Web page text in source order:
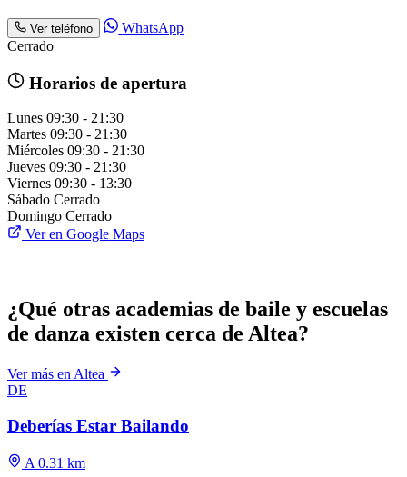
Ver teléfono
WhatsApp
Cerrado
Horarios de apertura
Lunes 09:30 - 21:30
Martes 09:30 - 21:30
Miércoles 09:30 - 21:30
Jueves 09:30 - 21:30
Viernes 09:30 - 13:30
Sábado Cerrado
Domingo Cerrado
Ver en Google Maps
¿Qué otras academias de baile y escuelas
de danza existen cerca de Altea?
Ver más en Altea
DE
Deberías Estar Bailando
A 0.31 km